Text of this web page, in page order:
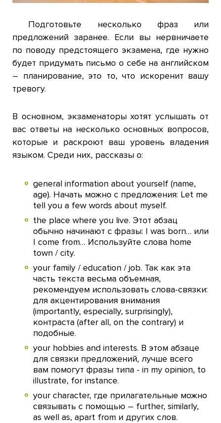
Подготовьте несколько фраз или
предложений заранее. Если вы нервничаете
по поводу предстоящего экзамена, где нужно
будет придумать письмо о себе на английском
– планирование, это то, что искоренит вашу
тревогу.
В основном, экзаменаторы хотят услышать от
вас ответы на несколько основных вопросов,
которые и раскроют ваш уровень владения
языком. Среди них, рассказы о:
general information about yourself (name,
age). Начать можно с предложения: Let me
tell you a few words about myself.
the place where you live. Этот абзац
обычно начинают с фразы: I was born… или
I come from… Используйте слова home
town / city.
your family / education / job. Так как эта
часть текста весьма объемная,
рекомендуем использовать слова-связки:
для акцентирования внимания
(importantly, especially, surprisingly),
контраста (after all, on the contrary) и
подобные.
your hobbies and interests. В этом абзаце
для связки предложений, лучше всего
вам помогут фразы типа - in my opinion, to
illustrate, for instance.
your character, где прилагательные можно
связывать с помощью – further, similarly,
as well as, apart from и других слов.